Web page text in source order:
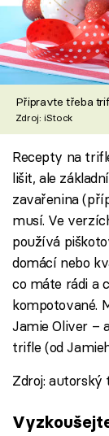
Připravte třeba
Zdroj: iStock
Recepty na
lišit, ale
zavařenina
musí. Ve
používá
domácí nebo
co máte rádi a
kompotované.
Jamie Oliver –
trifle (od
Zdroj: autorský